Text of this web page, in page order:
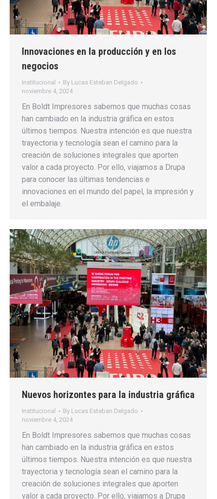
Innovaciones en la producción y en los
negocios
Institucional By Lucas Esteban Delgado
noviembre 4, 2024
En Boldt Impresores sabemos que muchas cosas
han cambiado en la industria gráfica en estos
últimos tiempos. Nuestra intención es que nuestra
trayectoria y tecnología sean el camino para la
creación de soluciones integrales que aporten
valor a cada proyecto. Por ello, viajamos a Drupa
para conocer las últimas tendencias e
innovaciones en el mundo del papel, la impresión y
el embalaje.
Nuevos horizontes para la industria gráfica
Institucional By Lucas Esteban Delgado
noviembre 4, 2024
En Boldt Impresores sabemos que muchas cosas
han cambiado en la industria gráfica en estos
últimos tiempos. Nuestra intención es que nuestra
trayectoria y tecnología sean el camino para la
creación de soluciones integrales que aporten
valor a cada proyecto. Por ello, viajamos a Drupa